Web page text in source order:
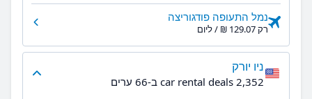
נמל התעופה פודגוריצה
רק ‏129.07 ‏₪ / ליום
ניו יורק
2,352 car rental deals ב-66 ערים